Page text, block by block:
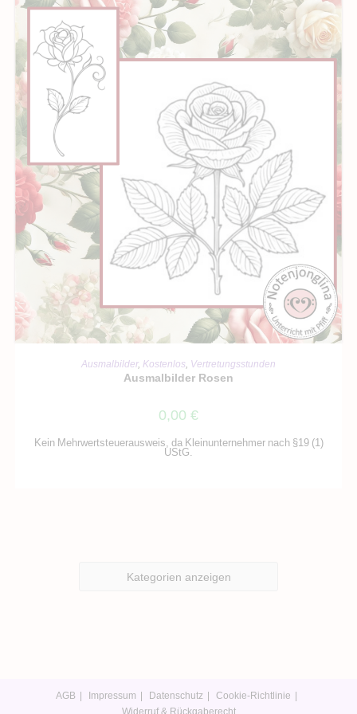
IN DEN WARENKORB
Ausmalbilder, Kostenlos, Vertretungsstunden
Ausmalbilder Rosen
0,00 €
Kein Mehrwertsteuerausweis, da Kleinunternehmer nach §19 (1)
UStG.
Kategorien anzeigen
AGB Impressum Datenschutz
Cookie-Richtlinie